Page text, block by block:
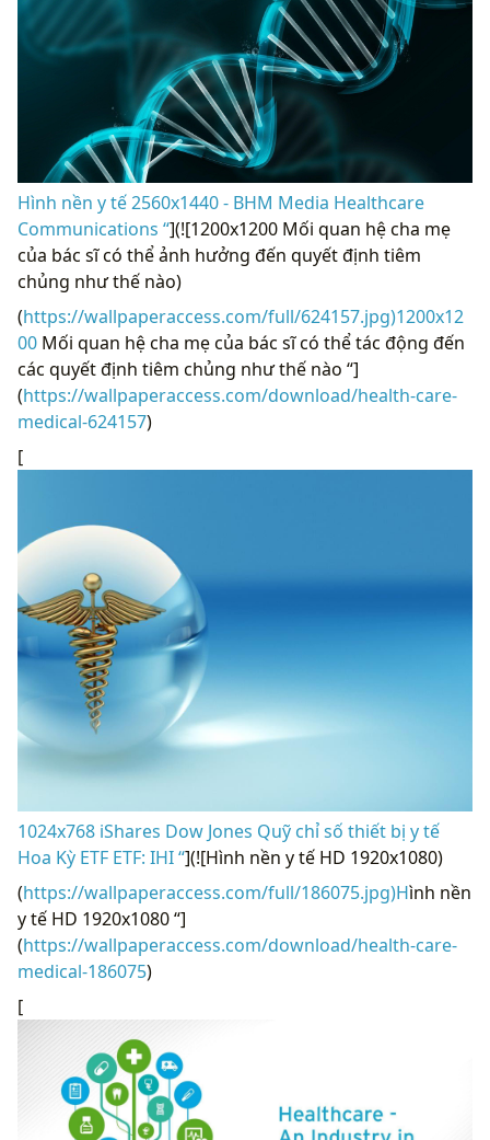
Hình nền y tế 2560x1440 - BHM Media Healthcare
Communications “](![1200x1200 Mối quan hệ cha mẹ
của bác sĩ có thể ảnh hưởng đến quyết định tiêm
chủng như thế nào)
(https://wallpaperaccess.com/full/624157.jpg)1200x12
00 Mối quan hệ cha mẹ của bác sĩ có thể tác động đến
các quyết định tiêm chủng như thế nào “]
(https://wallpaperaccess.com/download/health-care-
medical-624157)
[
1024x768 iShares Dow Jones Quỹ chỉ số thiết bị y tế
Hoa Kỳ ETF ETF: IHI “](![Hình nền y tế HD 1920x1080)
(https://wallpaperaccess.com/full/186075.jpg)Hình nền
y tế HD 1920x1080 “]
(https://wallpaperaccess.com/download/health-care-
medical-186075)
[